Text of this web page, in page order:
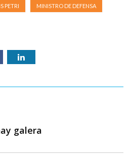
PETRI MINISTRO DE DEFENSA
galera